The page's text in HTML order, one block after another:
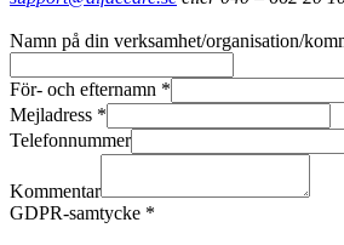
Namn på din verksamhet/organisation/
För- och efternamn *
Mejladress *
Telefonnummer
Kommentar
GDPR-samtycke *